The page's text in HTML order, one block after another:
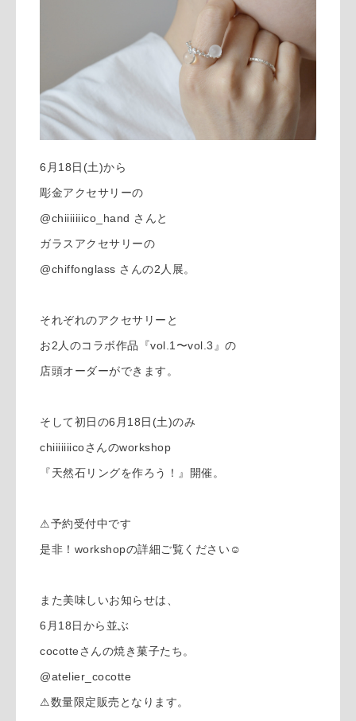
6月18日(土)から
彫金アクセサリーの
@chiiiiiiico_hand さんと
ガラスアクセサリーの
@chiffonglass さんの2人展。
それぞれのアクセサリーと
お2人のコラボ作品『vol.1〜vol.3』の
店頭オーダーができます。
そして初日の6月18日(土)のみ
chiiiiiiicoさんのworkshop
『天然石リングを作ろう！』開催。
⚠︎予約受付中です
是非！workshopの詳細ご覧ください☺︎
また美味しいお知らせは、
6月18日から並ぶ
cocotteさんの焼き菓子たち。
@atelier_cocotte
⚠︎数量限定販売となります。